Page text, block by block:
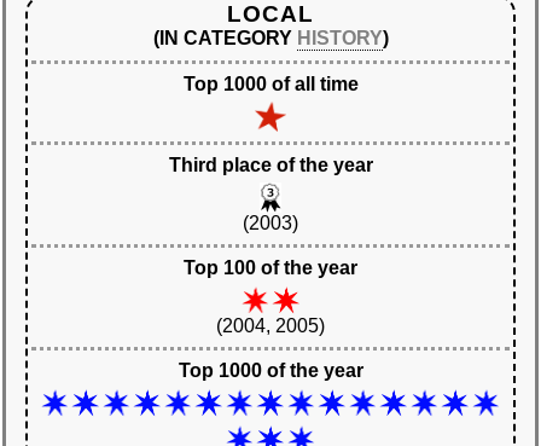
LOCAL
(IN CATEGORY HISTORY)
Top 1000 of all time
Third place of the year
(2003)
Top 100 of the year
(2004, 2005)
Top 1000 of the year